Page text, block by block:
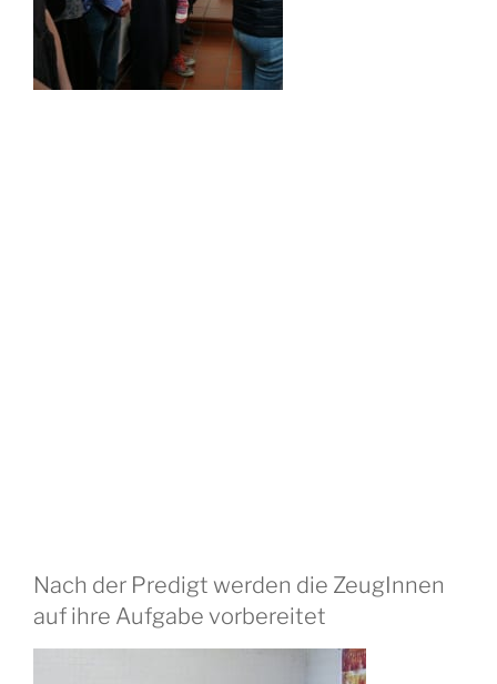
Nach der Predigt werden die ZeugInnen
auf ihre Aufgabe vorbereitet